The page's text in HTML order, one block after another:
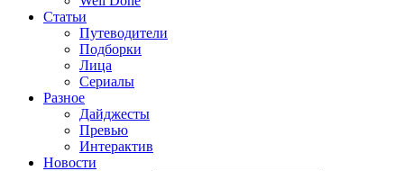
Статьи
Путеводители
Подборки
Лица
Сериалы
Разное
Дайджесты
Превью
Интерактив
Новости